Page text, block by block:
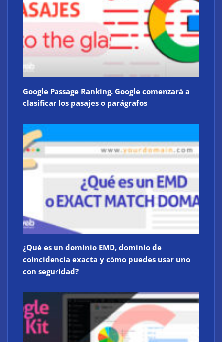
Google Passage Ranking. Google comenzará a
clasificar los pasajes o parágrafos
¿Qué es un dominio EMD, dominio de
coincidencia exacta y cómo puedes usar uno
con seguridad?